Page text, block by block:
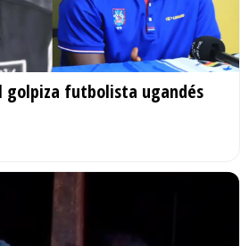
golpiza futbolista ugandés